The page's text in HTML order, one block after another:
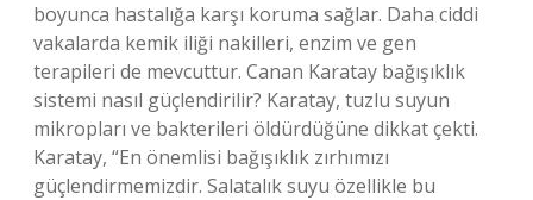
boyunca hastalığa karşı koruma sağlar. Daha ciddi
vakalarda kemik iliği nakilleri, enzim ve gen
terapileri de mevcuttur. Canan Karatay bağışıklık
sistemi nasıl güçlendirilir? Karatay, tuzlu suyun
mikropları ve bakterileri öldürdüğüne dikkat çekti.
Karatay, “En önemlisi bağışıklık zırhımızı
güçlendirmemizdir. Salatalık suyu özellikle bu